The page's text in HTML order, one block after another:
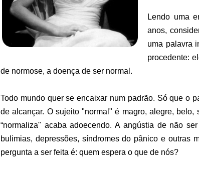
Lendo uma
anos,
uma palavra
procedente:
de normose, a doença de ser normal.
Todo mundo quer se encaixar num padrão. Só que o
de alcançar. O sujeito "normal" é magro, alegre,
“normaliza" acaba adoecendo. A angústia de não
bulimias, depressões, síndromes do pânico e outras
pergunta a ser feita é: quem espera o que de nós?